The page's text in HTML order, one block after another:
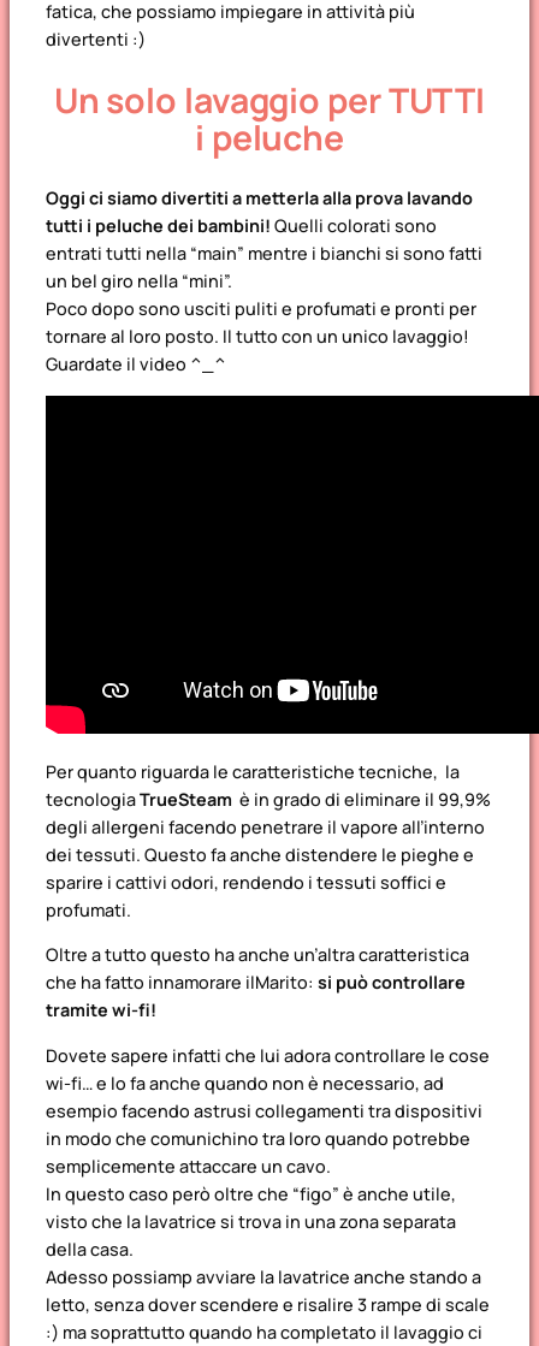
fatica, che possiamo impiegare in attività più
divertenti :)
Un solo lavaggio per TUTTI
i peluche
Oggi ci siamo divertiti a metterla alla prova lavando
tutti i peluche dei bambini! Quelli colorati sono
entrati tutti nella “main” mentre i bianchi si sono fatti
un bel giro nella “mini”.
Poco dopo sono usciti puliti e profumati e pronti per
tornare al loro posto. Il tutto con un unico lavaggio!
Guardate il video ^_^
Per quanto riguarda le caratteristiche tecniche, la
tecnologiaTrueSteam è in grado di eliminare il 99,9%
degli allergeni facendo penetrare il vapore all’interno
dei tessuti. Questo fa anche distendere le pieghe e
sparire i cattivi odori, rendendo i tessuti soffici e
profumati.
Oltre a tutto questo ha anche un’altra caratteristica
che ha fatto innamorare ilMarito: si può controllare
tramite wi-fi!
Dovete sapere infatti che lui adora controllare le cose
wi-fi… e lo fa anche quando non è necessario, ad
esempio facendo astrusi collegamenti tra dispositivi
in modo che comunichino tra loro quando potrebbe
semplicemente attaccare un cavo.
In questo caso però oltre che “figo” è anche utile,
visto che la lavatrice si trova in una zona separata
della casa.
Adesso possiamp avviare la lavatrice anche stando a
letto, senza dover scendere e risalire 3 rampe di scale
:) ma soprattutto quando ha completato il lavaggio ci